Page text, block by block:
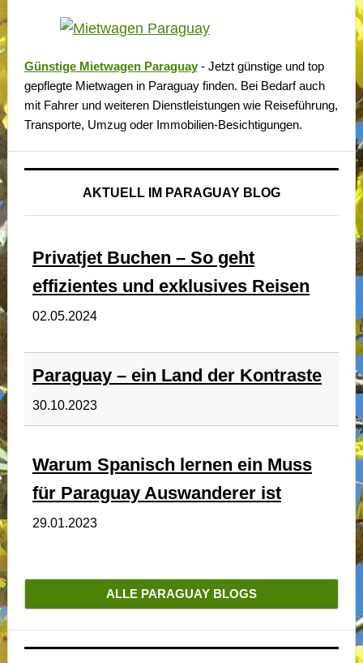
Günstige Mietwagen Paraguay- Jetzt günstige und top
gepflegte Mietwagen in Paraguay finden. Bei Bedarf auch
mit Fahrer und weiteren Dienstleistungen wie Reiseführung,
Transporte, Umzug oder Immobilien-Besichtigungen.
AKTUELL IM PARAGUAY BLOG
Privatjet Buchen – So geht
effizientes und exklusives Reisen
02.05.2024
Paraguay – ein Land der Kontraste
30.10.2023
Warum Spanisch lernen ein Muss
für Paraguay Auswanderer ist
29.01.2023
ALLE PARAGUAY BLOGS